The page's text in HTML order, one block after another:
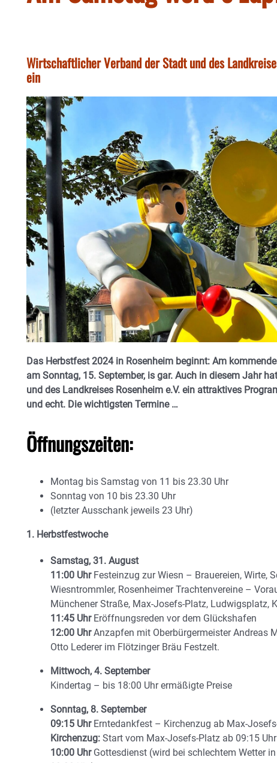
Wirtschaftlicher Verband der Stadt und des
ein
Das Herbstfest 2024 in Rosenheim beginnt: Am
am Sonntag, 15. September, is gar. Auch in diesem Jahr
und des Landkreises Rosenheim e.V. ein attraktives
und echt. Die wichtigsten Termine …
Öffnungszeiten:
Montag bis Samstag von 11 bis 23.30 Uhr
Sonntag von 10 bis 23.30 Uhr
(letzter Ausschank jeweils 23 Uhr)
1. Herbstfestwoche
Samstag, 31. August
11:00 UhrFesteinzug zur Wiesn – Brauereien, Wirte,
Wiesntrommler, Rosenheimer Trachtenvereine –
Münchener Straße, Max-Josefs-Platz, Ludwigsplatz,
11:45 UhrEröffnungsreden vor dem Glückshafen
12:00 UhrAnzapfen mit Oberbürgermeister Andreas
Otto Lederer im Flötzinger Bräu Festzelt.
Mittwoch, 4. September
Kindertag – bis 18:00 Uhr ermäßigte Preise
Sonntag, 8. September
09:15 UhrErntedankfest – Kirchenzug ab Max-
Kirchenzug: Start vom Max-Josefs-Platz ab 09:15
10:00 UhrGottesdienst (wird bei schlechtem Wetter